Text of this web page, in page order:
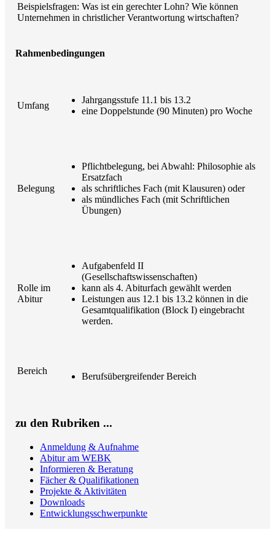
Beispielsfragen: Was ist ein gerechter Lohn? Wie können
Unternehmen in christlicher Verantwortung wirtschaften?
Rahmenbedingungen
Umfang
Jahrgangsstufe 11.1 bis 13.2
eine Doppelstunde (90 Minuten) pro Woche
Belegung
Pflichtbelegung, bei Abwahl: Philosophie als
Ersatzfach
als schriftliches Fach (mit Klausuren) oder
als mündliches Fach (mit Schriftlichen
Übungen)
Rolle im
Abitur
Aufgabenfeld II
(Gesellschaftswissenschaften)
kann als 4. Abiturfach gewählt werden
Leistungen aus 12.1 bis 13.2 können in die
Gesamtqualifikation (Block I) eingebracht
werden.
Bereich
Berufsübergreifender Bereich
zu den Rubriken ...
Anmeldung & Aufnahme
Abitur am WEBK
Informieren & Beratung
Fächer & Qualifikationen
Projekte & Aktivitäten
Downloads
Entwicklungsschwerpunkte